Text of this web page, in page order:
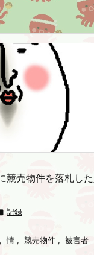
競売物件を落札し
記録
, 情 , 競売物件 , 被害者